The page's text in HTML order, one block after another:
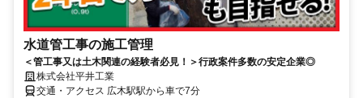
水道管工事の施工管理
＜管工事又は土木関連の経験者必見！＞行政案件多数の安定企業◎
株式会社平井工業
交通・アクセス 広木駅駅から車で7分